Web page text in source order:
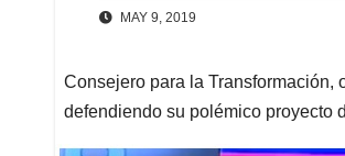
MAY 9, 2019
Consejero para la Transformación,
defendiendo su polémico proyecto